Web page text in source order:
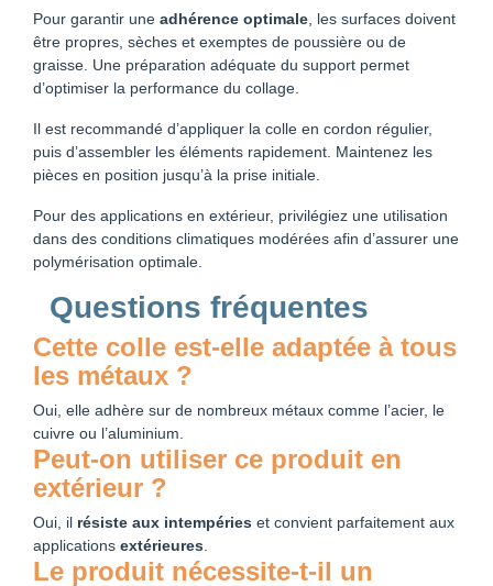
Pour garantir une adhérence optimale , les surfaces doivent
être propres, sèches et exemptes de poussière ou de
graisse. Une préparation adéquate du support permet
d’optimiser la performance du collage.
Il est recommandé d’appliquer la colle en cordon régulier,
puis d’assembler les éléments rapidement. Maintenez les
pièces en position jusqu’à la prise initiale.
Pour des applications en extérieur, privilégiez une utilisation
dans des conditions climatiques modérées afin d’assurer une
polymérisation optimale.
Questions fréquentes
Cette colle est-elle adaptée à tous
les métaux ?
Oui, elle adhère sur de nombreux métaux comme l’acier, le
cuivre ou l’aluminium.
Peut-on utiliser ce produit en
extérieur ?
Oui, il résiste aux intempéries et convient parfaitement aux
applications extérieures
Le produit nécessite-t-il un